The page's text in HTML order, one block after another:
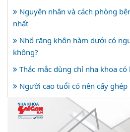
Nguyên nhân và cách phòng
nhất
Nhổ răng khôn hàm dưới có
không?
Thắc mắc dùng chỉ nha khoa
Người cao tuổi có nên cấy